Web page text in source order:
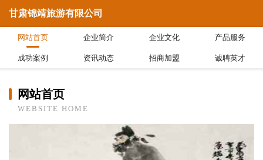
甘肃锦靖旅游有限公司
网站首页 企业简介 企业文化 产品服务
成功案例 资讯动态 招商加盟 诚聘英才
网站首页
WEBSITE HOME